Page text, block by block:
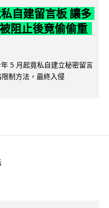
自建留言板 讓多
阻止後竟偷偷重
5 月起竟私自建立秘密留言
制方法，最終入侵